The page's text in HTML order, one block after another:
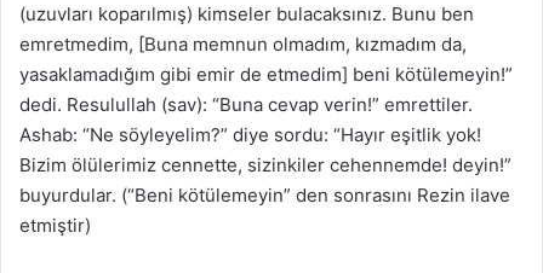
(uzuvları koparılmış) kimseler bulacaksınız. Bunu ben
emretmedim, [Buna memnun olmadım, kızmadım da,
yasaklamadığım gibi emir de etmedim] beni kötülemeyin!”
dedi. Resulullah (sav): “Buna cevap verin!” emrettiler.
Ashab: “Ne söyleyelim?” diye sordu: “Hayır eşitlik yok!
Bizim ölülerimiz cennette, sizinkiler cehennemde! deyin!”
buyurdular. (“Beni kötülemeyin” den sonrasını Rezin ilave
etmiştir)